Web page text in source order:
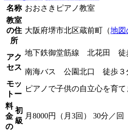
名称 おおさきピアノ教室
教室
の住
所
大阪府堺市北区蔵前町（地図
アク
セス
地下鉄御堂筋線 北花田 徒
南海バス 公園北口 徒歩３
モッ
トー
ピアノで子供の自立心を育て
料
金
の
初
級
月8000円（月3回） 30分／回